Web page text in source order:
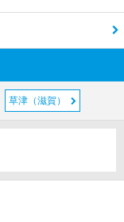
草津（滋賀）